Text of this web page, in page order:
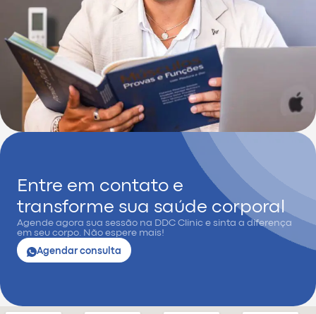
Entre em contato e
transforme sua saúde corporal
Agende agora sua sessão na DDC Clinic e sinta a diferença
em seu corpo. Não espere mais!
Agendar consulta